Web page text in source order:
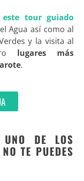
este tour guiado
Agua así como al
y la visita al
lugares más
.
DE LOS
TE PUEDES